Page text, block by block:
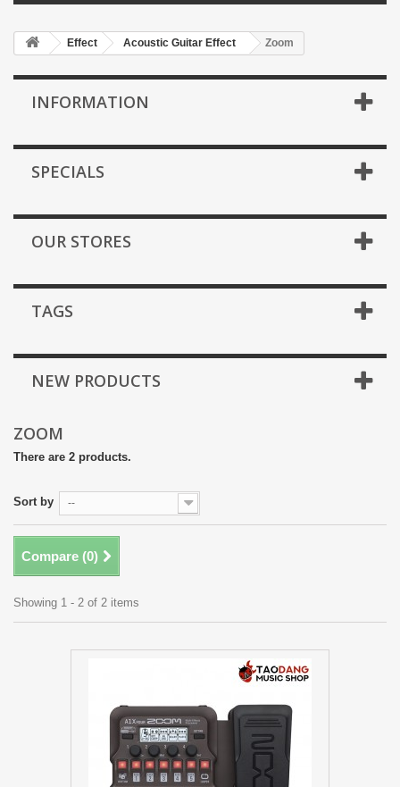
Effect Acoustic Guitar Effect Zoom
INFORMATION
SPECIALS
OUR STORES
TAGS
NEW PRODUCTS
ZOOM
There are 2 products.
Sort by --
Compare (0)
Showing 1 - 2 of 2 items